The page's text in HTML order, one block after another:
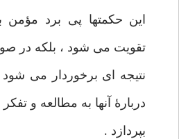
این حکمتها پی برد مؤمن
تقویت می شود ، بلکه در
نتیجه ای برخوردار می شود
دربارۀ آنها به مطالعه و تفکر
بپردازد .